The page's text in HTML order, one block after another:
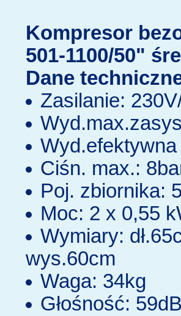
Kompresor
501-1100/50"
Dane
Zasilanie:
Ciśn. max.:
Poj. zbiornika:
Moc: 2 x 0,55
Wymiary:
wys.60cm
Waga: 34kg
Głośność: